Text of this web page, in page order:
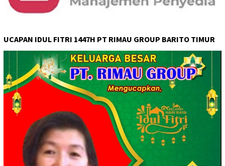
UCAPAN IDUL FITRI 1447H PT RIMAU GROUP BARITO TIMUR